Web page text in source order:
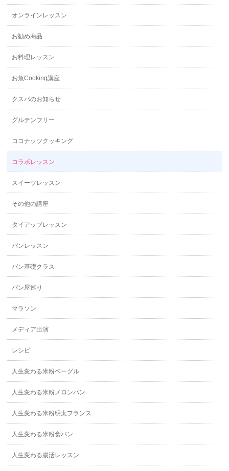
オンラインレッスン
お勧め商品
お料理レッスン
お魚Cooking講座
クスパのお知らせ
グルテンフリー
ココナッツクッキング
コラボレッスン
スイーツレッスン
その他の講座
タイアップレッスン
パンレッスン
パン基礎クラス
パン屋巡り
マラソン
メディア出演
レシピ
人生変わる米粉ベーグル
人生変わる米粉メロンパン
人生変わる米粉明太フランス
人生変わる米粉食パン
人生変わる腸活レッスン